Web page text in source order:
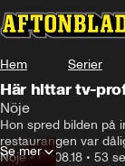
Hem Serier
Här hittar tv-
Nöje
Hon spred bilden på
restaurangen var
Nöje•02.08.18 • 53
Se mer